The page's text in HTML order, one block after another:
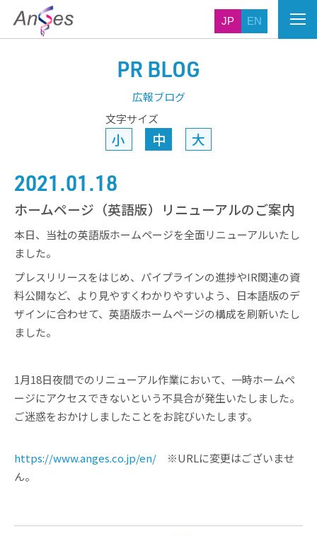
JP EN
PR BLOG
広報ブログ
文字サイズ
小 中 大
2021.01.18
ホームページ（英語版）リニューアルのご案内
本日、当社の英語版ホームページを全面リニューアルいたし
ました。
プレスリリースをはじめ、パイプラインの進捗やIR関連の資
料公開など、より見やすくわかりやすいよう、日本語版のデ
ザインに合わせて、英語版ホームページの構成を刷新いたし
ました。
1月18日夜間でのリニューアル作業において、一時ホームペ
ージにアクセスできないという不具合が発生いたしました。
ご迷惑をおかけしましたことをお詫びいたします。
https://www.anges.co.jp/en/ ※URLに変更はございませ
ん。